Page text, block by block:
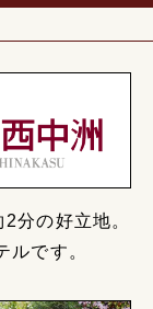
分の好立地。
です。